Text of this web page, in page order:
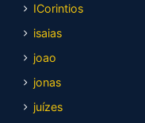
ICorintios
isaias
joao
jonas
juízes